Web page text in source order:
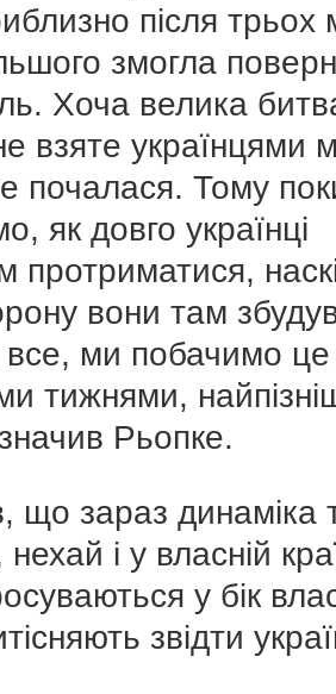
після трьох
змогла
Хоча велика
взяте українцями
почалася. Тому
як довго українці
протриматися,
вони там
ми побачимо
тижнями,
Рьопке.
що зараз динаміка
і у власній
у бік
звідти